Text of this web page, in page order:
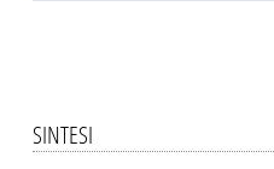
SINTESI